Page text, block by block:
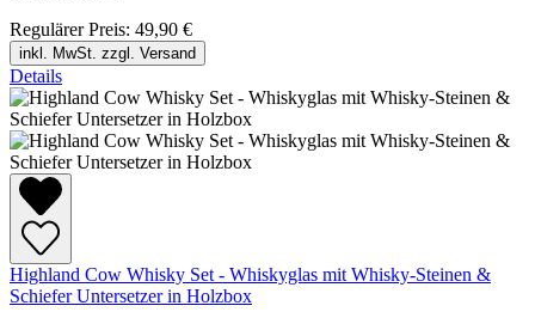
Regulärer Preis: 49,90 €
inkl. MwSt. zzgl. Versand
Details
Highland Cow Whisky Set - Whiskyglas mit Whisky-Steinen &
Schiefer Untersetzer in Holzbox